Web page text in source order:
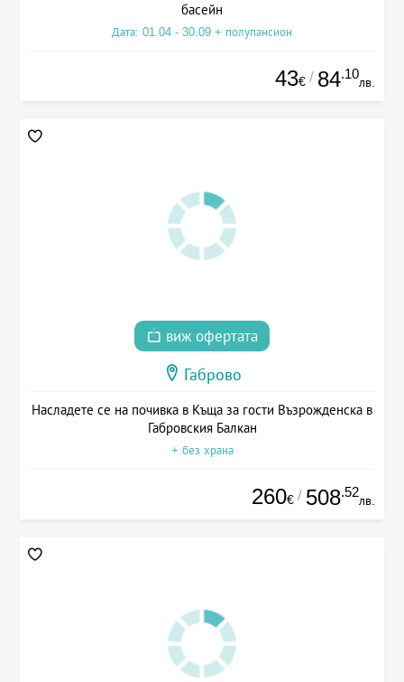
басейн
Дата: 01.04 - 30.09 + полупансион
43€ / 84.10
лв.
виж офертата
Габрово
Насладете се на почивка в Къща за гости Възрожденска в
Габровския Балкан
+ без храна
260€ / 508.52
лв.